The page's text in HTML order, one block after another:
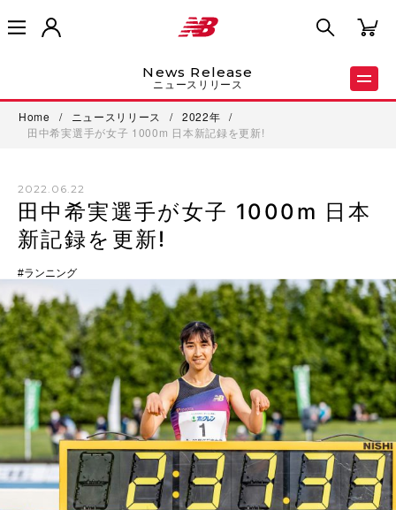
News Release
ニュースリリース
Home / ニュースリリース / 2022年
/
田中希実選手が女子 1000m 日本新記録を更新!
2022.06.22
田中希実選手が女子 1000m 日本
新記録を更新!
ランニング